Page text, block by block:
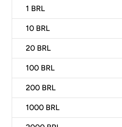
1 BRL
10 BRL
20 BRL
100 BRL
200 BRL
1000 BRL